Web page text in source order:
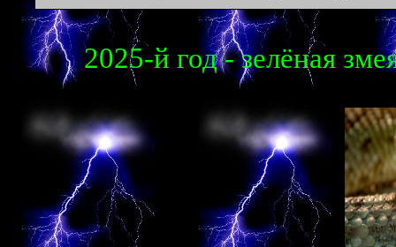
2025-й год - зелёная